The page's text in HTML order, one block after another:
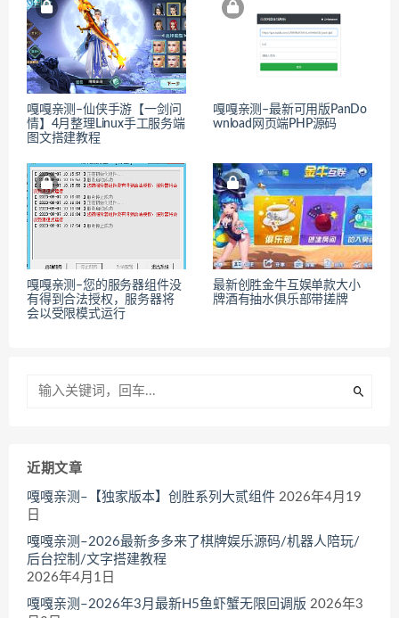
嘎嘎亲测–仙侠手游【一剑问
情】4月整理Linux手工服务端
图文搭建教程
嘎嘎亲测–最新可用版PanDo
wnload网页端PHP源码
嘎嘎亲测–您的服务器组件没
有得到合法授权，服务器将
会以受限模式运行
最新创胜金牛互娱单款大小
牌酒有抽水俱乐部带搓牌
近期文章
嘎嘎亲测–【独家版本】创胜系列大贰组件 2026年4月19
日
嘎嘎亲测–2026最新多多来了棋牌娱乐源码/机器人陪玩/
后台控制/文字搭建教程
2026年4月1日
嘎嘎亲测–2026年3月最新H5鱼虾蟹无限回调版 2026年3